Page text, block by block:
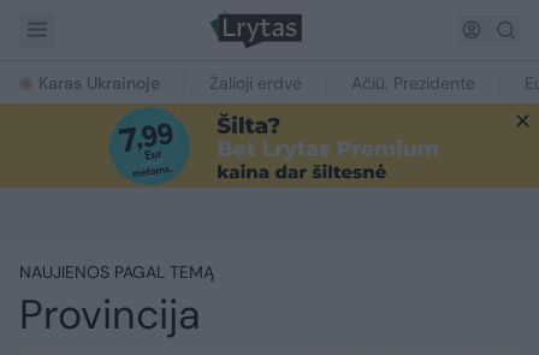
Karas Ukrainoje Žalioji erdvė Ačiū, Prezidente
NAUJIENOS PAGAL TEMĄ
Provincija